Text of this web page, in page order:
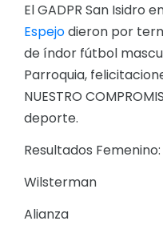
PRESUPUESTO:
Cédulas
Procesos de
Ejecución
Obras y proyectos
El GADPR San Isidro
Espejodieron por
de índor fútbol
Parroquia,
NUESTRO
deporte.
Resultados Femenino:
Wilsterman
Alianza